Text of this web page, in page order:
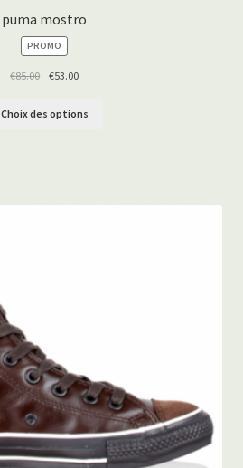
puma mostro
PROMO
EN
PROMOTION
€85.00 €53.00
Choix des options